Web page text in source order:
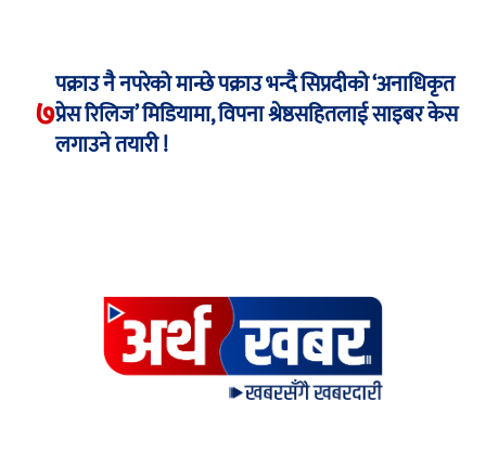
७
पक्राउ नै नपरेको मान्छे पक्राउ भन्दै सिप्रदीको ‘अनाधिकृत
प्रेस रिलिज’ मिडियामा, विपना श्रेष्ठसहितलाई साइबर केस
लगाउने तयारी !